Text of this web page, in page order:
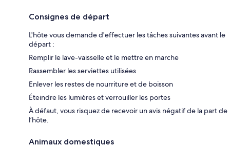
Consignes de départ
L'hôte vous demande d'effectuer les tâches suivantes avant le
départ :
Remplir le lave-vaisselle et le mettre en marche
Rassembler les serviettes utilisées
Enlever les restes de nourriture et de boisson
Éteindre les lumières et verrouiller les portes
À défaut, vous risquez de recevoir un avis négatif de la part de
l’hôte.
Animaux domestiques